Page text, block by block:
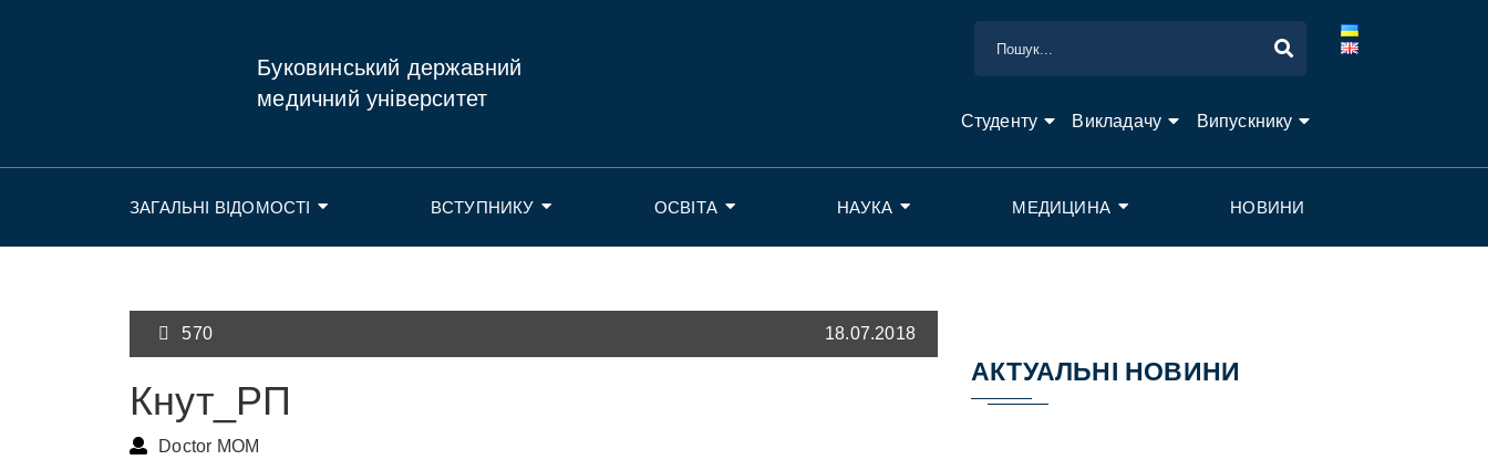
Буковинський державний
медичний університет
Студенту Викладачу Випускнику
ЗАГАЛЬНІ ВІДОМОСТІ ВСТУПНИКУ ОСВІТА НАУКА МЕДИЦИНА НОВИНИ
570 18.07.2018
Кнут_РП
Doctor MOM
АКТУАЛЬНІ НОВИНИ